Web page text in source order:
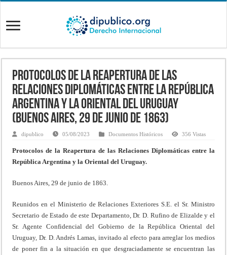
Protocolos de la Reapertura de las
Relaciones Diplomáticas entre la República
Argentina y la Oriental del Uruguay
(Buenos Aires, 29 de junio de 1863)
dipublico 05/08/2023 Documentos Históricos 356 Vistas
Protocolos de la Reapertura de las Relaciones Diplomáticas entre la
República Argentina y la Oriental del Uruguay.
Buenos Aires, 29 de junio de 1863.
Reunidos en el Ministerio de Relaciones Exteriores S.E. el Sr. Ministro
Secretario de Estado de este Departamento, Dr. D. Rufino de Elizalde y el
Sr. Agente Confidencial del Gobierno de la República Oriental del
Uruguay, Dr. D. Andrés Lamas, invitado al efecto para arreglar los medios
de poner fin a la situación en que desgraciadamente se encuentran las